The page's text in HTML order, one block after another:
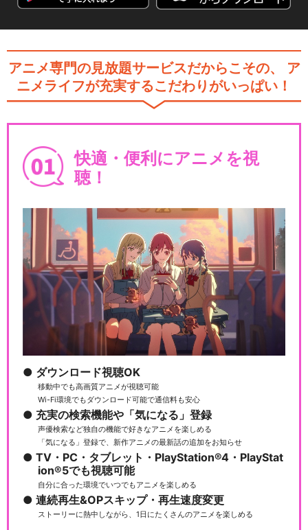
アニメ専門の見放題サービスだからこその、
ア
ニメライフが充実するこだわりがいっぱい！
快適・便利にアニメを視
聴！
ダウンロード視聴OK
移動中でも高画質アニメが視聴可能
Wi-Fi環境でもダウンロード可能で通信料も安心
充実の検索機能や「気になる」登録
声優検索など独自の機能で好きなアニメを楽しめる
「気になる」登録で、新作アニメの最新話の追加をお知らせ
TV・PC・タブレット・PlayStation®4・PlayStat
ion®5でも視聴可能
自分に合った環境でいつでもアニメを楽しめる
連続再生&OPスキップ・再生速度変更
ストーリーに熱中しながら、1日にたくさんのアニメを楽しめる